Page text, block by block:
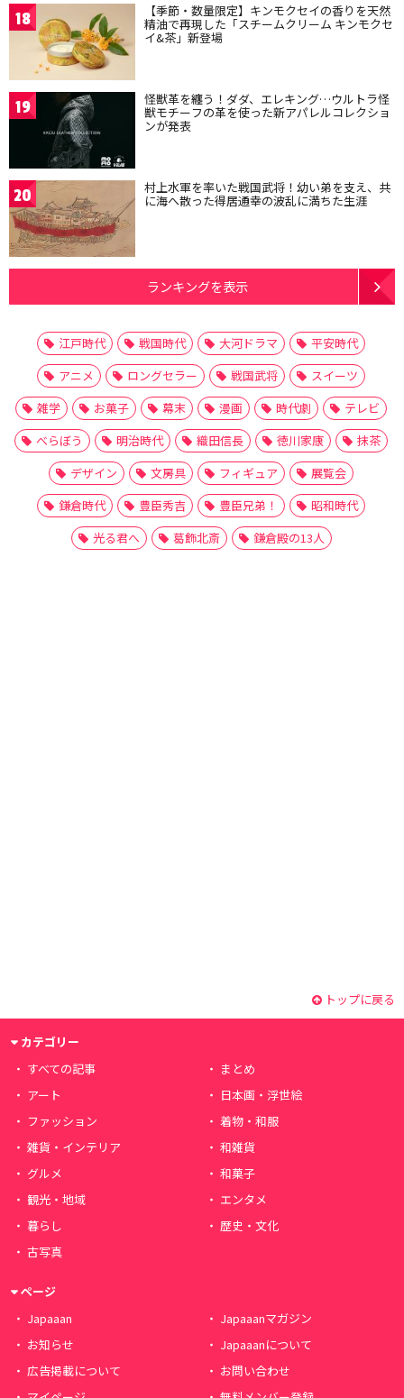
18 【季節・数量限定】キンモクセイの香りを天然
精油で再現した「スチームクリーム キンモクセ
イ&茶」新登場
19 怪獣革を纏う！ダダ、エレキング…ウルトラ怪
獣モチーフの革を使った新アパレルコレクショ
ンが発表
20 村上水軍を率いた戦国武将！幼い弟を支え、共
に海へ散った得居通幸の波乱に満ちた生涯
ランキングを表示
江戸時代 戦国時代 大河ドラマ
平安時代
アニメ
ロングセラー 戦国武将
スイーツ
雑学
お菓子 幕末 漫画 時代劇
テレビ
べらぼう
明治時代 織田信長 徳川家康
抹茶
デザイン
文房具 フィギュア
展覧会
鎌倉時代
豊臣秀吉 豊臣兄弟！
昭和時代
光る君へ
葛飾北斎 鎌倉殿の13人
トップに戻る
カテゴリー
すべての記事
まとめ
アート
日本画・浮世絵
ファッション
着物・和服
雑貨・インテリア
和雑貨
グルメ
和菓子
観光・地域
エンタメ
暮らし
歴史・文化
古写真
ページ
Japaaan
Japaaanマガジン
お知らせ
Japaaanについて
広告掲載について
お問い合わせ